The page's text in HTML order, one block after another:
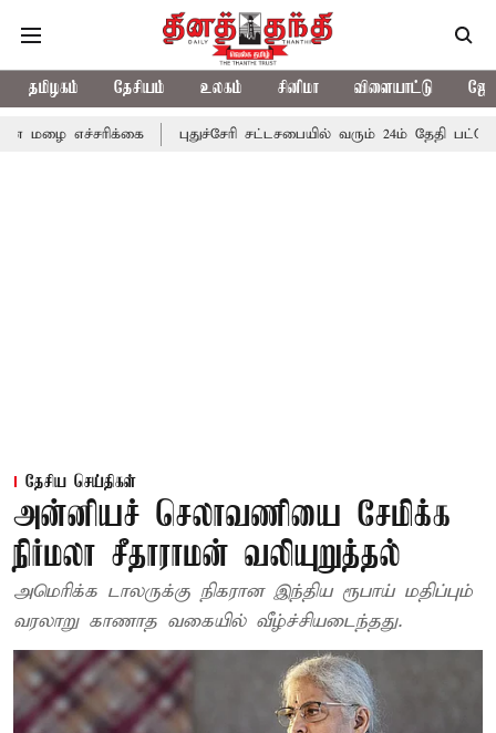
தமிழகம் தேசியம் உலகம் சினிமா விளையாட்டு
புதுச்சேரி சட்டசபையில் வரும் 24ம் தேதி பட்ஜெட் தாக்கல்
தேசிய செய்திகள்
அன்னியச் செலாவணியை சேமிக்க
நிர்மலா சீதாராமன் வலியுறுத்தல்
அமெரிக்க டாலருக்கு நிகரான இந்திய ரூபாய் மதிப்பும்
வரலாறு காணாத வகையில் வீழ்ச்சியடைந்தது.